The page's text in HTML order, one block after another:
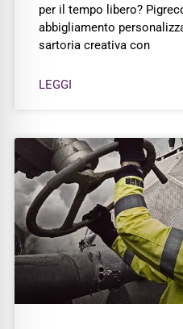
per il tempo libero?
abbigliamento
sartoria creativa con
LEGGI